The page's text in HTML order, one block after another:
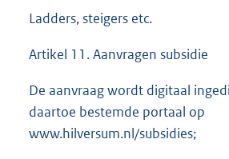
Ladders, steigers etc.
Artikel 11. Aanvragen subsidie
De aanvraag wordt digitaal
daartoe bestemde portaal op
www.hilversum.nl/subsidies;